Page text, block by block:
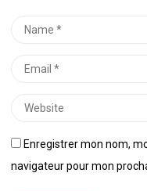
Name
Email
Website
Enregistrer mon nom,
navigateur pour mon